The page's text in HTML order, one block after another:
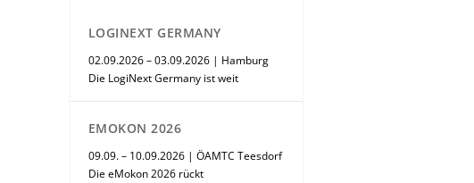
LOGINEXT GERMANY
02.09.2026 – 03.09.2026 | Hamburg
Die LogiNext Germany ist weit
EMOKON 2026
09.09. – 10.09.2026 | ÖAMTC Teesdorf
Die eMokon 2026 rückt